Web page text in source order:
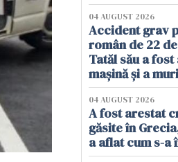
04 AUGUST 2026
Accident grav
român de 22
Tatăl său a
mașină și a
04 AUGUST 2026
A fost arestat
găsite în
a aflat cum s-